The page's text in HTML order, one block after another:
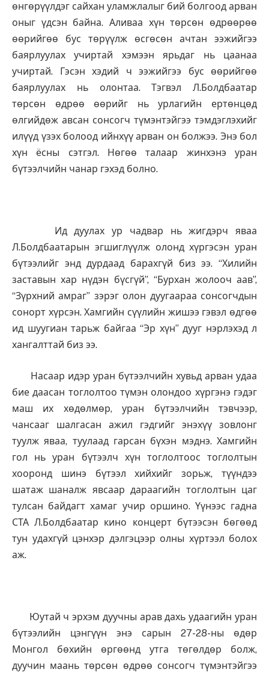
өнгөрүүлдэг сайхан уламжлалыг бий болгоод арван
оныг үдсэн байна. Аливаа хүн төрсөн өдрөөрөө
өөрийгөө бус төрүүлж өсгөсөн ачтан ээжийгээ
баярлуулах учиртай хэмээн ярьдаг нь цаанаа
учиртай. Гэсэн хэдий ч ээжийгээ бус өөрийгөө
баярлуулах нь олонтаа. Тэгвэл Л.Болдбаатар
төрсөн өдрөө өөрийг нь урлагийн ертөнцөд
өлгийдөж авсан сонсогч түмэнтэйгээ тэмдэглэхийг
илүүд үзэх болоод ийнхүү арван он болжээ. Энэ бол
хүн ёсны сэтгэл. Нөгөө талаар жинхэнэ уран
бүтээлчийн чанар гэхэд болно.
Ид дуулах ур чадвар нь жигдэрч яваа
Л.Болдбаатарын эгшиглүүлж олонд хүргэсэн уран
бүтээлийг энд дурдаад барахгүй биз ээ. “Хилийн
заставын хар нүдэн бүсгүй”, “Бурхан жолооч аав”,
“Зүрхний амраг” зэрэг олон дуугаараа сонсогчдын
сонорт хүрсэн. Хамгийн сүүлийн жишээ гэвэл өдгөө
ид шуугиан тарьж байгаа “Эр хүн” дууг нэрлэхэд л
хангалттай биз ээ.
Насаар идэр уран бүтээлчийн хувьд арван удаа
бие даасан тоглолтоо түмэн олондоо хүргэнэ гэдэг
маш их хөдөлмөр, уран бүтээлчийн тэвчээр,
чансааг шалгасан ажил гэдгийг энэхүү зовлонг
туулж яваа, туулаад гарсан бүхэн мэднэ. Хамгийн
гол нь уран бүтээлч хүн тоглолтоос тоглолтын
хооронд шинэ бүтээл хийхийг зорьж, түүндээ
шатаж шаналж явсаар дараагийн тоглолтын цаг
тулсан байдагт хамаг учир оршино. Үүнээс гадна
СТА Л.Болдбаатар кино концерт бүтээсэн бөгөөд
тун удахгүй цэнхэр дэлгэцээр олны хүртээл болох
аж.
Юутай ч эрхэм дуучны арав дахь удаагийн уран
бүтээлийн цэнгүүн энэ сарын 27-28-ны өдөр
Монгол бөхийн өргөөнд утга төгөлдөр болж,
дуучин маань төрсөн өдрөө сонсогч түмэнтэйгээ